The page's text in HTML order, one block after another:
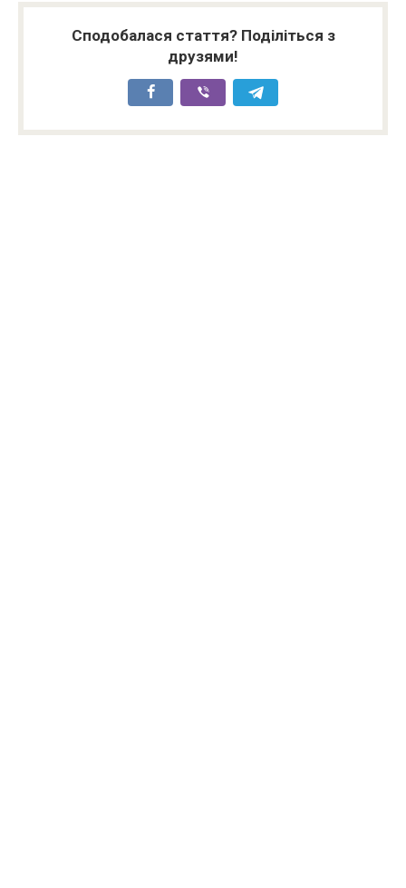
Сподобалася стаття? Поділіться з
друзями!